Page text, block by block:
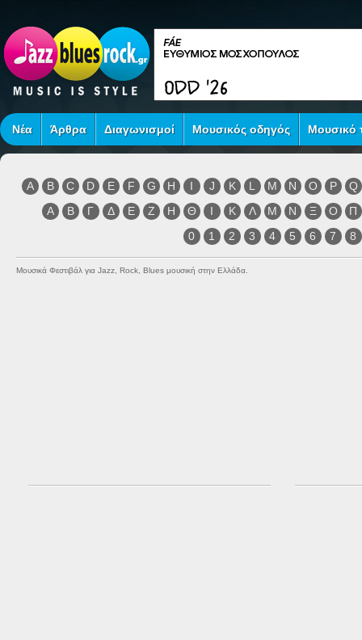
Νέα Άρθρα Διαγωνισμοί Μουσικός οδηγός Μουσικό
A B C D E F G H I J K L M N O P
Q
Α
Β Γ Δ Ε Ζ Η Θ Ι Κ Λ Μ Ν Ξ Ο
Π
0
1 2 3 4 5 6 7 8
Μουσικά Φεστιβάλ για Jazz, Rock, Blues μουσική στην Ελλάδα.